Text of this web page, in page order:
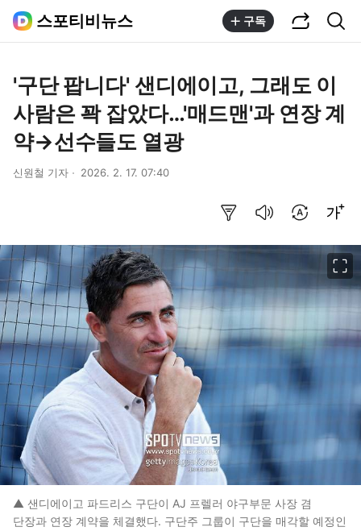
스포티비뉴스 구독
'구단 팝니다' 샌디에이고, 그래도 이
사람은 꽉 잡았다…'매드맨'과 연장 계
약→선수들도 열광
신원철 기자 2026. 2. 17. 07:40
▲ 샌디에이고 파드리스 구단이 AJ 프렐러 야구부문 사장 겸
단장과 연장 계약을 체결했다. 구단주 그룹이 구단을 매각할 예정인